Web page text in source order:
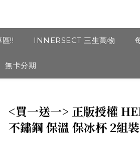
!! INNERSECT 三生萬物
無卡分期
<買一送一> 正版授權
不鏽鋼 保溫 保冰杯 2組